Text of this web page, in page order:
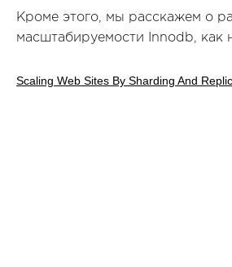
Кроме этого, мы расскажем о
масштабируемости Innodb, как
Scaling Web Sites By Sharding And